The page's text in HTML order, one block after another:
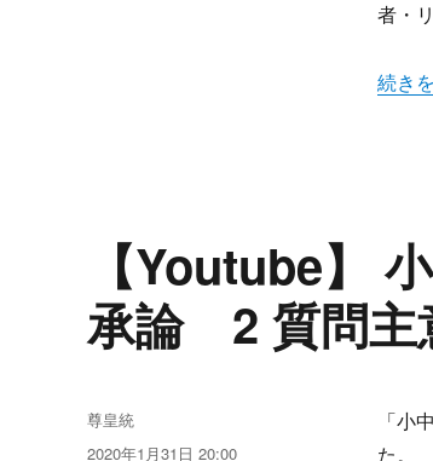
者・
“政府
続き
【Youtube】
承論 2 質問主
「小
た。
投
稿
尊皇統
投
2020年1月31日 20:00